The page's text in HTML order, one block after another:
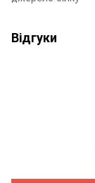
Відгуки